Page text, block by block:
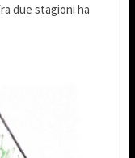
due stagioni ha